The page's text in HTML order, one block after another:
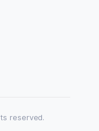
reserved.